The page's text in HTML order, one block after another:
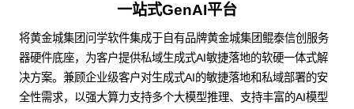
一站式GenAI平台
将黄金城集团问学软件集成于自有品牌黄金城集团鲲泰信创服务
器硬件底座，为客户提供私域生成式AI敏捷落地的软硬一体式解
决方案。兼顾企业级客户对生成式AI的敏捷落地和私域部署的安
全性需求，以强大算力支持多个大模型推理、支持丰富的AI模型